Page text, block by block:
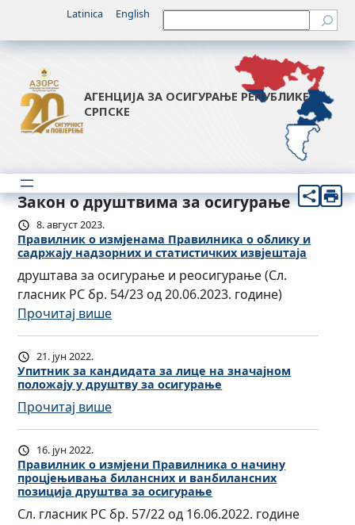
Latinica English Претрага
АГЕНЦИЈА ЗА ОСИГУРАЊЕ РЕПУБЛИКЕ
СРПСКЕ
Закон о друштвима за осигурање
8. август 2023.
Правилник о измјенама Правилникa о облику и
садржају надзорних и статистичких извјештаја
друштава за осигурање и реосигурање (Сл.
гласник РС бр. 54/23 од 20.06.2023. године)
Прочитај више:
П
а
в
и
л
и
к
о
21. јун 2022.
Упитник за кандидата за лице на значајном
положају у друштву за осигурање
Прочитај више:
У
и
т
н
и
16. јун 2022.
Правилник о измјени Правилника о начину
процјењивања билансних и ванбилансних
позиција друштва за осигурање
Сл. гласник РС бр. 57/22 од 16.06.2022. године